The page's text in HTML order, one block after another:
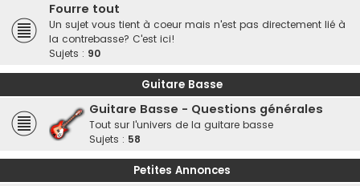
Fourre tout
Un sujet vous tient à coeur mais n'est pas directement lié à
la contrebasse? C'est ici!
Sujets : 90
Guitare Basse
Guitare Basse - Questions générales
Tout sur l'univers de la guitare basse
Sujets : 58
Petites Annonces